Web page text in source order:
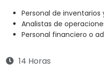
Personal de inventarios
Analistas de
Personal financiero o
14 Horas